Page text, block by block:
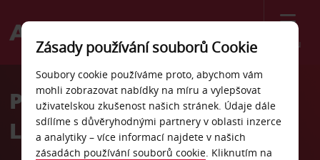
Menu
Welcome
AvisPronájem auta letiště
Lima
Zásady používání souborů Cookie
Soubory cookie používáme proto, abychom vám
mohli zobrazovat nabídky na míru a vylepšovat
uživatelskou zkušenost našich stránek. Údaje dále
sdílíme s důvěryhodnými partnery v oblasti inzerce
a analytiky – více informací najdete v našich
zásadách používání souborů cookie. Kliknutím na